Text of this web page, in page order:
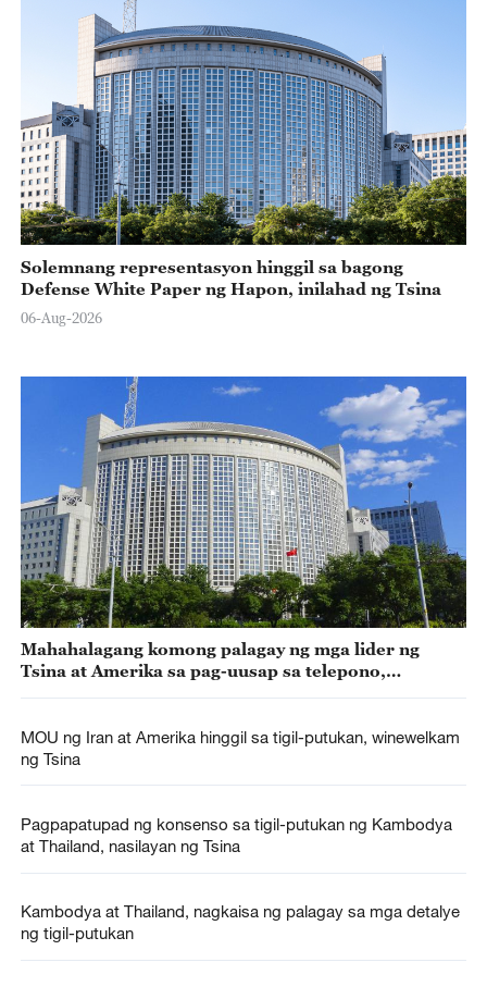
Solemnang representasyon hinggil sa bagong
Defense White Paper ng Hapon, inilahad ng Tsina
06-Aug-2026
Mahahalagang komong palagay ng mga lider ng
Tsina at Amerika sa pag-uusap sa telepono,
MOU ng Iran at Amerika hinggil sa tigil-putukan, winewelkam
ng Tsina
Pagpapatupad ng konsenso sa tigil-putukan ng Kambodya
at Thailand, nasilayan ng Tsina
Kambodya at Thailand, nagkaisa ng palagay sa mga detalye
ng tigil-putukan